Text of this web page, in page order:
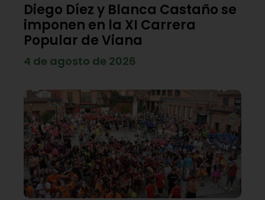
Diego Díez y Blanca Castaño se
imponen en la XI Carrera
Popular de Viana
4 de agosto de 2026